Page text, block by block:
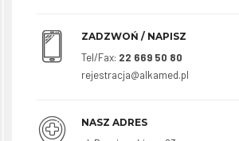
ZADZWOŃ / NAPISZ
Tel/Fax: 22 669 50 80
rejestracja@alkamed.pl
NASZ ADRES